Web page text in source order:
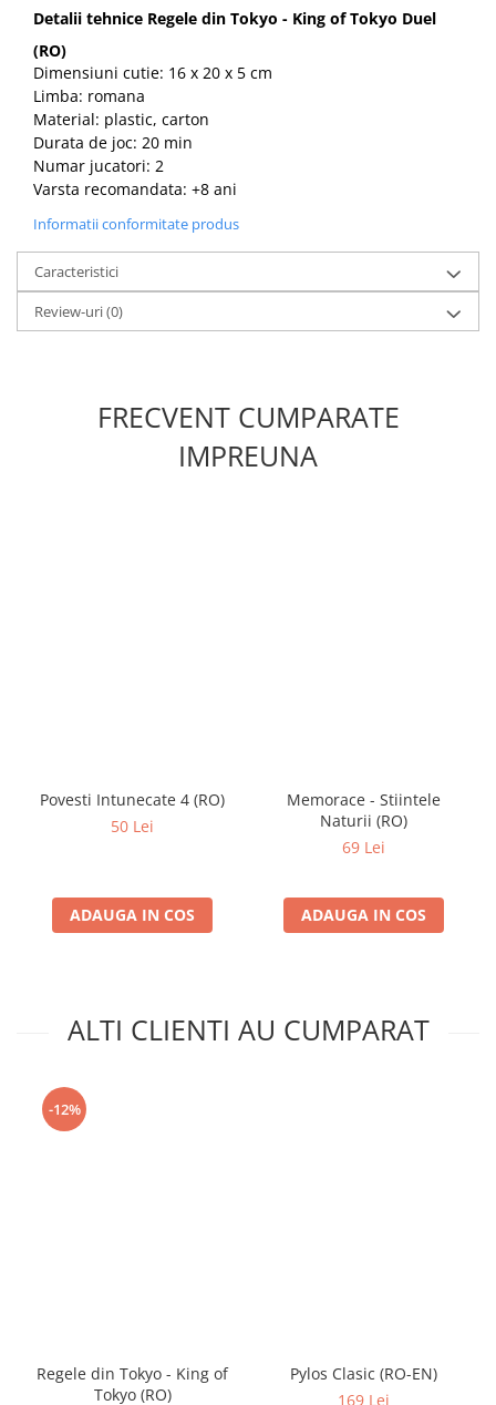
Detalii tehnice Regele din Tokyo - King of Tokyo Duel
(RO)
Dimensiuni cutie: 16 x 20 x 5 cm
Limba: romana
Material: plastic, carton
Durata de joc: 20 min
Numar jucatori: 2
Varsta recomandata: +8 ani
Informatii conformitate produs
Caracteristici
Review-uri(0)
FRECVENT CUMPARATE
IMPREUNA
Povesti Intunecate 4 (RO)
50 Lei
ADAUGA IN COS
Memorace - Stiintele
Naturii (RO)
69 Lei
ADAUGA IN COS
ALTI CLIENTI AU CUMPARAT
-12%
Regele din Tokyo - King of
Tokyo (RO)
Pylos Clasic (RO-EN)
169 Lei